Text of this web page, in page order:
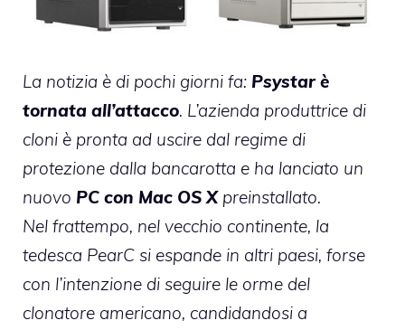
La notizia è di pochi giorni fa: Psystar è
tornata all’attacco. L’azienda produttrice di
cloni è pronta ad uscire dal regime di
protezione dalla bancarotta e ha lanciato un
nuovo PC con Mac OS Xpreinstallato.
Nel frattempo, nel vecchio continente, la
tedesca PearC si espande in altri paesi, forse
con l’intenzione di seguire le orme del
clonatore americano, candidandosi a